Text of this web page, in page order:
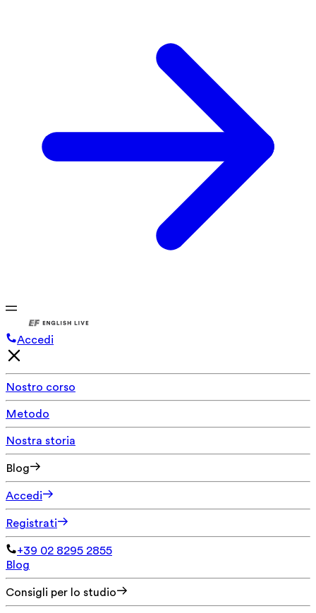
Accedi
Nostro corso
Metodo
Nostra storia
Blog
Accedi
Registrati
+39 02 8295 2855
Blog
Consigli per lo studio